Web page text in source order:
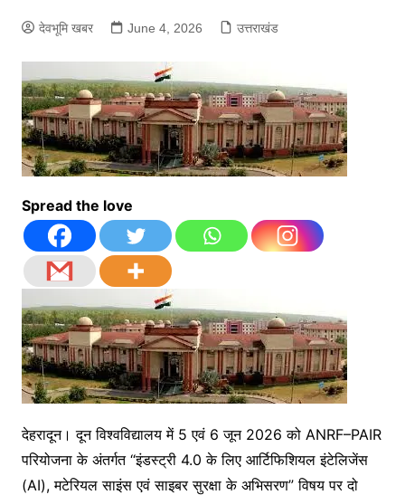
देवभूमि खबर June 4, 2026 उत्तराखंड
Spread the love
देहरादून। दून विश्वविद्यालय में 5 एवं 6 जून 2026 को ANRF–PAIR
परियोजना के अंतर्गत “इंडस्ट्री 4.0 के लिए आर्टिफिशियल इंटेलिजेंस
(AI), मटेरियल साइंस एवं साइबर सुरक्षा के अभिसरण” विषय पर दो